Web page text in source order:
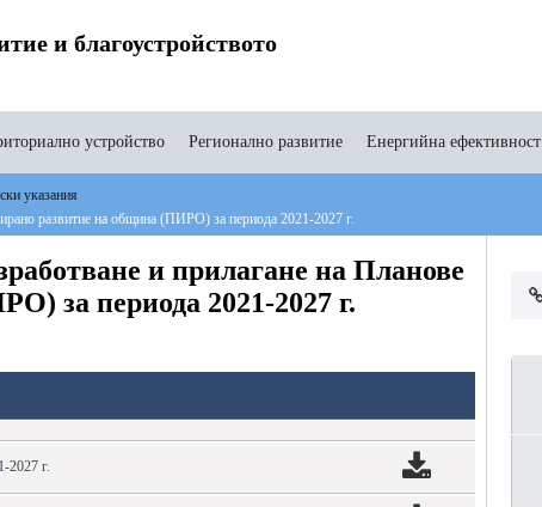
и благоустройството
устройство Регионално развитие Енергийна ефективност
указания
развитие на община (ПИРО) за периода 2021-2027 г.
и прилагане на Планове
за периода 2021-2027 г.
2027 г.